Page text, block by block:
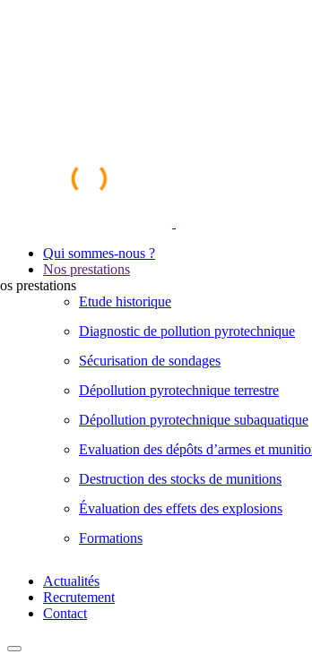
Qui sommes-nous ?
Nos prestations
prestations
Etude historique
Diagnostic de pollution pyrotechnique
Sécurisation de sondages
Dépollution pyrotechnique terrestre
Dépollution pyrotechnique subaquatique
Evaluation des dépôts d’armes et
Destruction des stocks de munitions
Évaluation des effets des explosions
Formations
Actualités
Recrutement
Contact